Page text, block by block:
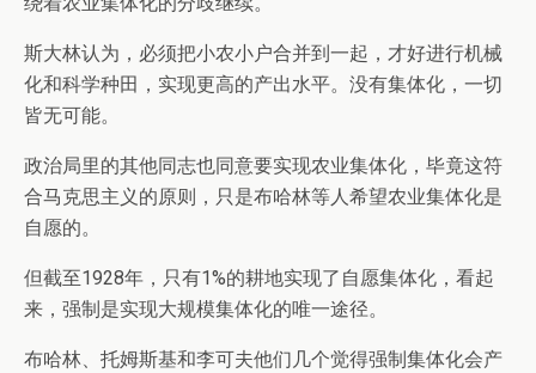
斯大林认为，必须把小农小户合并到一起，才好进行机械
化和科学种田，实现更高的产出水平。没有集体化，一切
皆无可能。
政治局里的其他同志也同意要实现农业集体化，毕竟这符
合马克思主义的原则，只是布哈林等人希望农业集体化是
自愿的。
但截至1928年，只有1%的耕地实现了自愿集体化，看起
来，强制是实现大规模集体化的唯一途径。
布哈林、托姆斯基和李可夫他们几个觉得强制集体化会产